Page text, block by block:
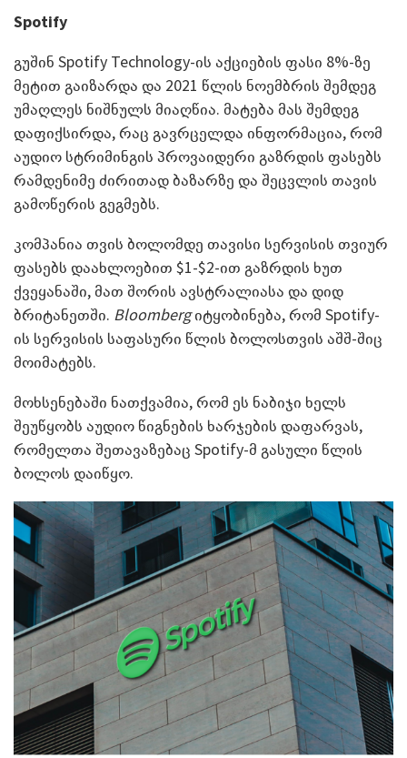
Spotify
გუშინ Spotify Technology-ის აქციების ფასი 8%-ზე
მეტით გაიზარდა და 2021 წლის ნოემბრის შემდეგ
უმაღლეს ნიშნულს მიაღწია. მატება მას შემდეგ
დაფიქსირდა, რაც გავრცელდა ინფორმაცია, რომ
აუდიო სტრიმინგის პროვაიდერი გაზრდის ფასებს
რამდენიმე ძირითად ბაზარზე და შეცვლის თავის
გამოწერის გეგმებს.
კომპანია თვის ბოლომდე თავისი სერვისის თვიურ
ფასებს დაახლოებით $1-$2-ით გაზრდის ხუთ
ქვეყანაში, მათ შორის ავსტრალიასა და დიდ
ბრიტანეთში. Bloombergიტყობინება, რომ Spotify-
ის სერვისის საფასური წლის ბოლოსთვის აშშ-შიც
მოიმატებს.
მოხსენებაში ნათქვამია, რომ ეს ნაბიჯი ხელს
შეუწყობს აუდიო წიგნების ხარჯების დაფარვას,
რომელთა შეთავაზებაც Spotify-მ გასული წლის
ბოლოს დაიწყო.